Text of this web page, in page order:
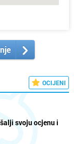
OCIJENI
svoju ocjenu i